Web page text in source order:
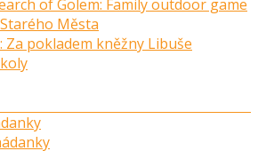
of Golem: Family outdoor game
Města
Za pokladem kněžny Libuše